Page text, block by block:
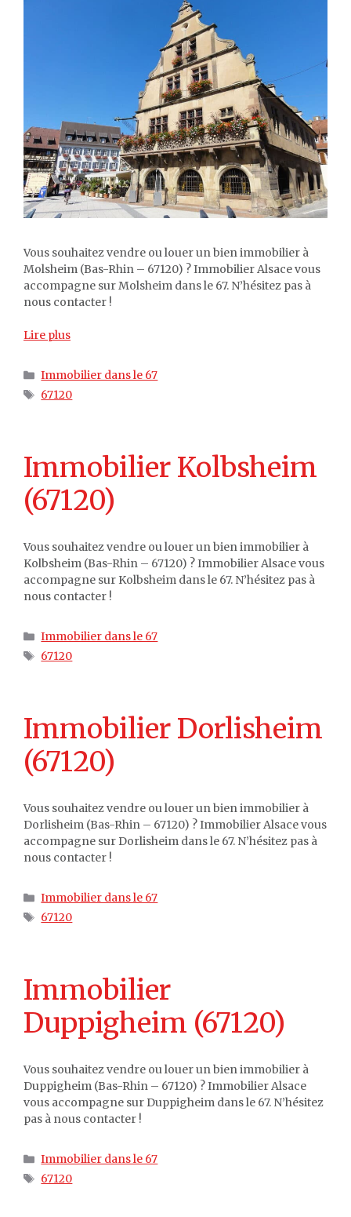
Vous souhaitez vendre ou louer un bien immobilier à
Molsheim (Bas-Rhin – 67120) ? Immobilier Alsace vous
accompagne sur Molsheim dans le 67. N’hésitez pas à
nous contacter !
Lire plus
Catégories
Immobilier dans le 67
Étiquettes
67120
Immobilier Kolbsheim
(67120)
Vous souhaitez vendre ou louer un bien immobilier à
Kolbsheim (Bas-Rhin – 67120) ? Immobilier Alsace vous
accompagne sur Kolbsheim dans le 67. N’hésitez pas à
nous contacter !
Catégories
Immobilier dans le 67
Étiquettes
67120
Immobilier Dorlisheim
(67120)
Vous souhaitez vendre ou louer un bien immobilier à
Dorlisheim (Bas-Rhin – 67120) ? Immobilier Alsace vous
accompagne sur Dorlisheim dans le 67. N’hésitez pas à
nous contacter !
Catégories
Immobilier dans le 67
Étiquettes
67120
Immobilier
Duppigheim (67120)
Vous souhaitez vendre ou louer un bien immobilier à
Duppigheim (Bas-Rhin – 67120) ? Immobilier Alsace
vous accompagne sur Duppigheim dans le 67. N’hésitez
pas à nous contacter !
Catégories
Immobilier dans le 67
Étiquettes
67120